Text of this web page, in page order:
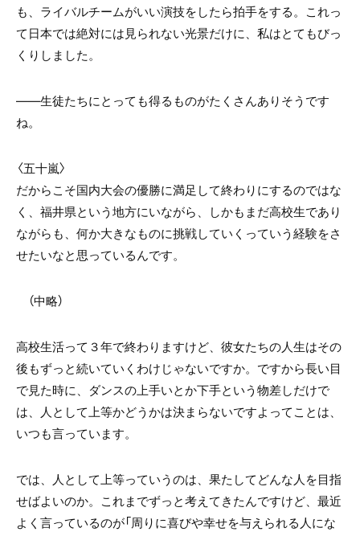
も、ライバルチームがいい演技をしたら拍手をする。これっ
て日本では絶対には見られない光景だけに、私はとてもびっ
くりしました。
――生徒たちにとっても得るものがたくさんありそうです
ね。
〈五十嵐〉
だからこそ国内大会の優勝に満足して終わりにするのではな
く、福井県という地方にいながら、しかもまだ高校生であり
ながらも、何か大きなものに挑戦していくっていう経験をさ
せたいなと思っているんです。
（中略）
高校生活って３年で終わりますけど、彼女たちの人生はその
後もずっと続いていくわけじゃないですか。ですから長い目
で見た時に、ダンスの上手いとか下手という物差しだけで
は、人として上等かどうかは決まらないですよってことは、
いつも言っています。
では、人として上等っていうのは、果たしてどんな人を目指
せばよいのか。これまでずっと考えてきたんですけど、最近
よく言っているのが「周りに喜びや幸せを与えられる人にな